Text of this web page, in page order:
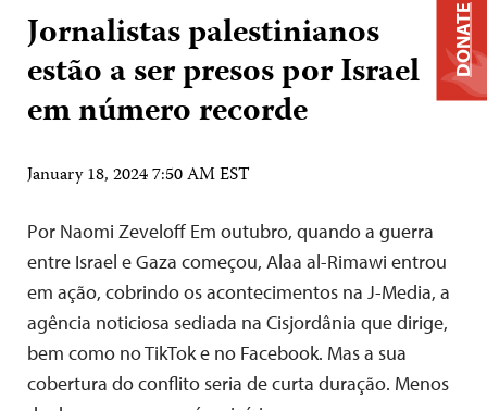
Jornalistas palestinianos
estão a ser presos por Israel
em número recorde
January 18, 2024 7:50 AM EST
Por Naomi Zeveloff Em outubro, quando a guerra
entre Israel e Gaza começou, Alaa al-Rimawi entrou
em ação, cobrindo os acontecimentos na J-Media, a
agência noticiosa sediada na Cisjordânia que dirige,
bem como no TikTok e no Facebook. Mas a sua
cobertura do conflito seria de curta duração. Menos
DONATE